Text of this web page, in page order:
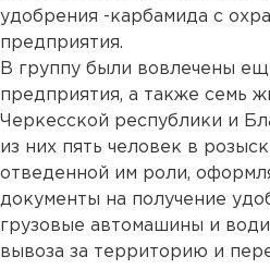
удобрения -карбамида с
предприятия.
В группу были вовлечены
предприятия, а также семь
Черкесской республики и
из них пять человек в
отведенной им роли,
документы на получение
грузовые автомашины и
вывоза за территорию и